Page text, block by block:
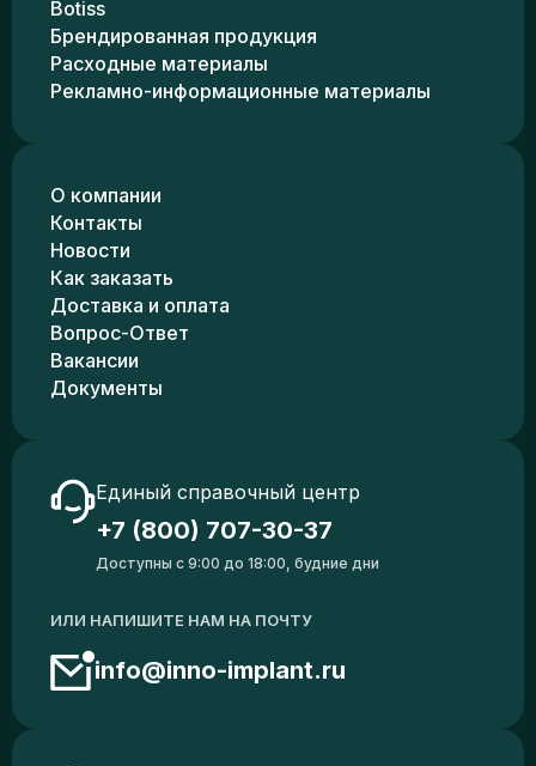
Botiss
Брендированная продукция
Расходные материалы
Рекламно-информационные материалы
О компании
Контакты
Новости
Как заказать
Доставка и оплата
Вопрос-Ответ
Вакансии
Документы
Единый справочный центр
+7 (800) 707-30-37
Доступны с 9:00 до 18:00, будние дни
ИЛИ НАПИШИТЕ НАМ НА ПОЧТУ
info@inno-implant.ru